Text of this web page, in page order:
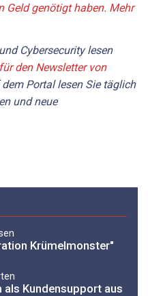
Geld genötigt haben. Mehr
Cybersecurity lesen
den Newsletter von
dem Portallesen Sie täglich
und neue
Krümelmonster"
Kundensupport aus